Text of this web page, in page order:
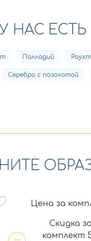
НАС ЕСТЬ
Палладий
Серебро с позолотой
Цена за
Скидка за
комплект